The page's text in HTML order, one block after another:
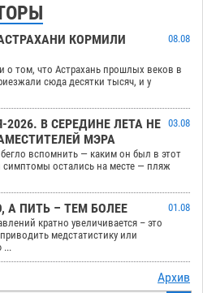
КОРМИЛИ
08.08
том, что Астрахань прошлых веков в
сюда десятки тысяч, и у
В СЕРЕДИНЕ ЛЕТА НЕ
МЭРА
03.08
вспомнить — каким он был в этот
симптомы остались на месте — пляж
А ПИТЬ – ТЕМ БОЛЕЕ
01.08
кратно увеличивается – это
медстатистику или
...
Архив